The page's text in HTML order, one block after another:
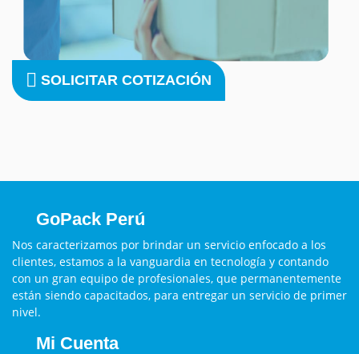
SOLICITAR COTIZACIÓN
GoPack Perú
Nos caracterizamos por brindar un servicio enfocado a los
clientes, estamos a la vanguardia en tecnología y contando
con un gran equipo de profesionales, que permanentemente
están siendo capacitados, para entregar un servicio de primer
nivel.
Mi Cuenta